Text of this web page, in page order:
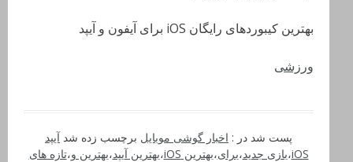
بهترین کیبوردهای رایگان iOS برای آیفون و آیپد
ورزشی
پست شد در : اخبار گوشی موبایل برچسب زده شدآیپد
iOS،بازی جدید،برای،بهترین iOS ،بهترین آیپد،بهترین و،تازه های